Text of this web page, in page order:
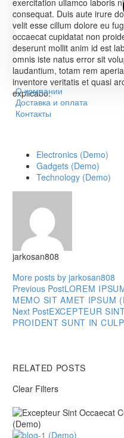
О компании
Доставка и оплата
Контакты
exercitation ullamco laboris
consequat. Duis aute irure
velit esse cillum dolore eu
occaecat cupidatat non
deserunt mollit anim id est
omnis iste natus error sit
laudantium, totam rem
inventore veritatis et quasi
explicabo.
Electronics (Demo)
Gadgets (Demo)
Technology (Demo)
jarkosan808
More posts by jarkosan808
НАВИГАЦИЯ
ПО
Previous PostLOREM
MEMO SIT AMET IPSUM
Next PostEXCEPTEUR
PROIDENT SUNT IN
RELATED POSTS
Clear Filters